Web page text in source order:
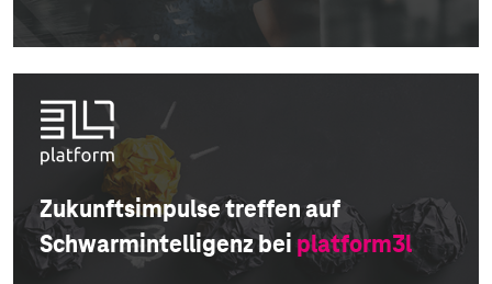
Zukunftsimpulse treffen auf
Schwarmintelligenz bei platform3l